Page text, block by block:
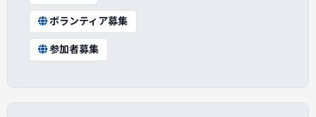
ボランティア募集
参加者募集